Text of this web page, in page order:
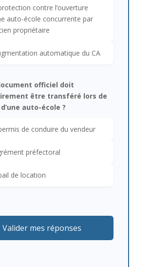
contre l’ouverture
auto-école concurrente par
propriétaire
automatique du CA
officiel doit
être transféré lors de
auto-école ?
de conduire du vendeur
préfectoral
de location
Valider mes réponses